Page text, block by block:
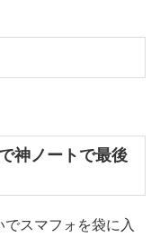
神ノートで最後
スマフォを袋に入